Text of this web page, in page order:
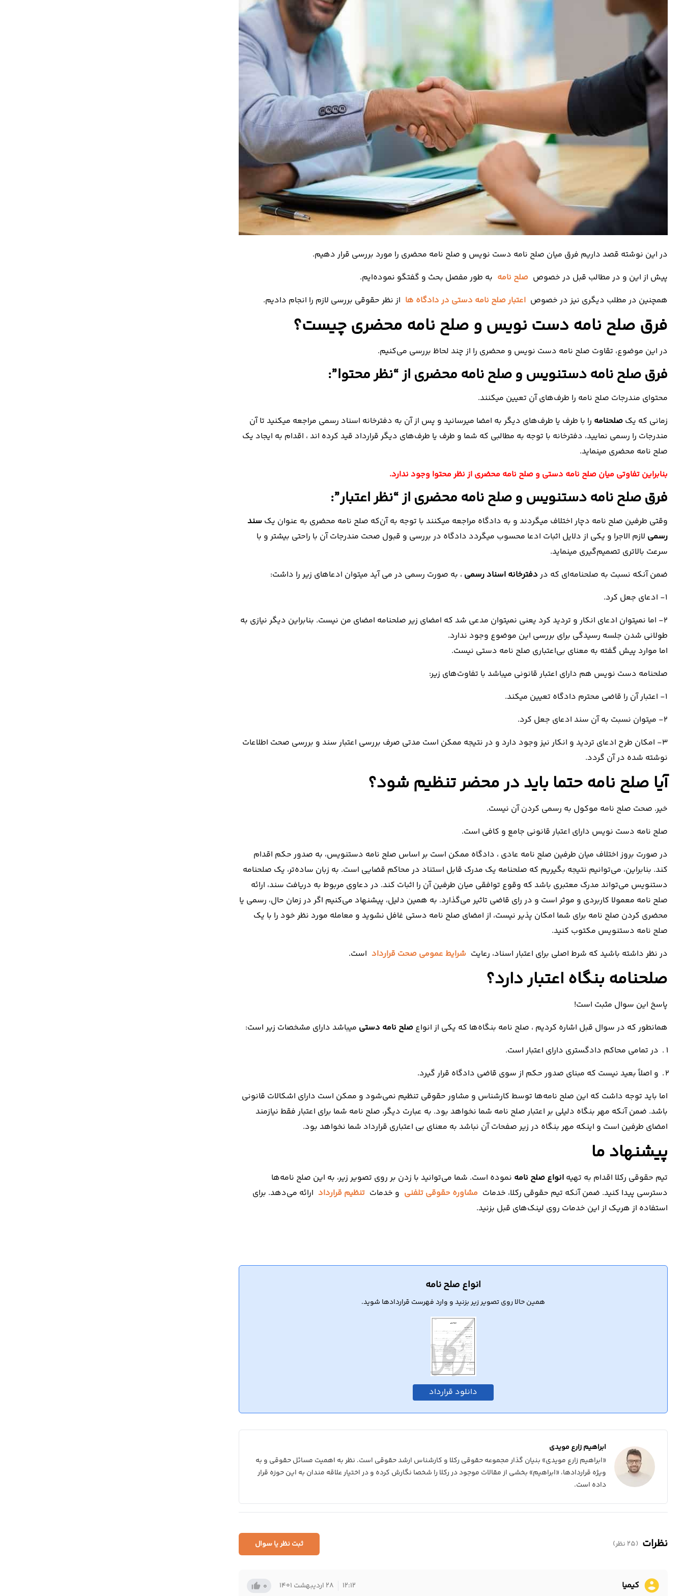
تماس
در این نوشته قصد داریم فرق میان صلح نامه دست نویس و صلح نامه محضری را مورد بررسی قرار دهیم.
پیش از این و در مطالب قبل در خصوص صلح نامه به طور مفصل بحث و گفتگو نموده‌ایم.
همچنین در مطلب دیگری نیز در خصوص اعتبار صلح نامه دستی در دادگاه ها از نظر حقوقی بررسی لازم را انجام دادیم.
فرق صلح نامه دست نویس و صلح نامه محضری چیست؟
در این موضوع، تقاوت صلح نامه دست نویس و محضری را از چند لحاظ بررسی می‌کنیم.
فرق صلح نامه دستنویس و صلح نامه محضری از “نظر محتوا”:
محتوای مندرجات صلح نامه را طرف‌های آن تعیین میکنند.
زمانی که یک صلحنامه را با طرف یا طرف‌های دیگر به امضا میرسانید و پس از آن به دفترخانه اسناد رسمی مراجعه میکنید تا آن
مندرجات را رسمی نمایید، دفترخانه با توجه به مطالبی که شما و طرف یا طرف‌های دیگر قرارداد قید کرده اند ، اقدام به ایجاد یک
صلح نامه محضری مینماید.
بنابراین تفاوتی میان صلح نامه دستی و صلح نامه محضری از نظر محتوا وجود ندارد.
فرق صلح نامه دستنویس و صلح نامه محضری از “نظر اعتبار”:
وقتی طرفین صلح نامه دچار اختلاف میگردند و به دادگاه مراجعه میکنند با توجه به آن‌که صلح نامه محضری به عنوان یک سند
رسمی لازم الاجرا و یکی از دلایل اثبات ادعا محسوب میگردد دادگاه در بررسی و قبول صحت مندرجات آن با راحتی بیشتر و با
سرعت بالاتری تصمیم‌گیری مینماید.
ضمن آنکه نسبت به صلحنامه‌ای که دردفترخانه اسناد رسمی ، به صورت رسمی در می آید میتوان ادعاهای زیر را داشت:
1- ادعای جعل کرد.
2- اما نمیتوان ادعای انکار و تردید کرد یعنی نمیتوان مدعی شد که امضای زیر صلحنامه امضای من نیست. بنابراین دیگر نیازی به
طولانی شدن جلسه رسیدگی برای بررسی این موضوع وجود ندارد.
اما موارد پیش گفته به معنای بی‌اعتباری صلح نامه دستی نیست.
صلحنامه دست نویس هم دارای اعتبار قانونی میباشد با تفاوت‌های زیر:
1- اعتبار آن را قاضی محترم دادگاه تعیین میکند.
2- میتوان نسبت به آن سند ادعای جعل کرد.
3- امکان طرح ادعای تردید و انکار نیز وجود دارد و در نتیجه ممکن است مدتی صرف بررسی اعتبار سند و بررسی صحت اطلاعات
نوشته شده در آن گردد.
آیا صلح نامه حتما باید در محضر تنظیم شود؟
خیر. صحت صلح نامه موکول به رسمی کردن آن نیست.
صلح نامه دست نویس دارای اعتبار قانونی جامع و کافی است.
در صورت بروز اختلاف میان طرفین صلح نامه عادی ، دادگاه ممکن است بر اساس صلح نامه دستنویس، به صدور حکم اقدام
کند. بنابراین، می‌توانیم نتیجه بگیریم که صلحنامه یک مدرک قابل استناد در محاکم قضایی است. به زبان ساده‌تر، یک صلحنامه
دستنویس می‌تواند مدرک معتبری باشد که وقوع توافقی میان طرفین آن را اثبات کند. در دعاوی مربوط به دریافت سند، ارائه
صلح نامه معمولا کاربردی و موثر است و در رای قاضی تاثیر می‌گذارد. به همین دلیل، پیشنهاد می‌کنیم اگر در زمان حال، رسمی یا
محضری کردن صلح نامه برای شما امکان پذیر نیست، از امضای صلح نامه دستی غافل نشوید و معامله مورد نظر خود را با یک
صلح نامه دستنویس مکتوب کنید.
در نظر داشته باشید که شرط اصلی برای اعتبار اسناد، رعایت شرایط عمومی صحت قرارداد است.
صلحنامه بنگاه اعتبار دارد؟
پاسخ این سوال مثبت است!
همانطور که در سوال قبل اشاره کردیم ، صلح نامه بنگاه‌ها که یکی از انواع صلح نامه دستی میباشد دارای مشخصات زیر است:
در تمامی محاکم دادگستری دارای اعتبار است.
و اصلاً بعید نیست که مبنای صدور حکم از سوی قاضی دادگاه قرار گیرد.
اما باید توجه داشت که این صلح نامه‌ها توسط کارشناس و مشاور حقوقی تنظیم نمی‌شود و ممکن است دارای اشکالات قانونی
باشد. ضمن آنکه مهر بنگاه دلیلی بر اعتبار صلح نامه شما نخواهد بود. به عبارت دیگر، صلح نامه شما برای اعتبار فقط نیازمند
امضای طرفین است و اینکه مهر بنگاه در زیر صفحات آن نباشد به معنای بی اعتباری قرارداد شما نخواهد بود.
پیشنهاد ما
تیم حقوقی رکلا اقدام به تهیه انواع صلح نامه نموده است. شما می‌توانید با زدن بر روی تصویر زیر، به این صلح نامه‌ها
دسترسی پیدا کنید. ضمن آنکه تیم حقوقی رکلا، خدمات مشاوره حقوقی تلفنی و خدمات تنظیم قرارداد ارائه می‌دهد. برای
استفاده از هریک از این خدمات روی لینک‌های قبل بزنید.
انواع صلح نامه
همین حالا روی تصویر زیر بزنید و وارد فهرست قراردادها شوید.
دانلود قرارداد
ابراهیم زارع مویدی
«ابراهیم زارع مویدی» بنیان گذار مجموعه حقوقی رکلا و کارشناس ارشد حقوقی است. نظر به اهمیت مسائل حقوقی و به
ویژه قراردادها، «ابراهیم» بخشی از مقالات موجود در رکلا را شخصا نگارش کرده و در اختیار علاقه مندان به این حوزه قرار
داده است.
نظرات (25 نظر) ثبت نظر یا سوال
account_circle کیمیا 12:12 28 اردیبهشت 1401 0
thumb_up_alt